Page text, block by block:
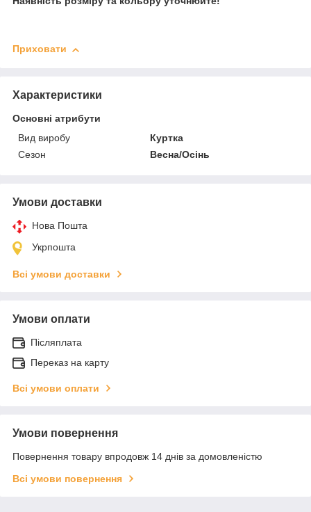
Приховати
Характеристики
Основні атрибути
Вид виробу
Куртка
Сезон
Весна/Осінь
Умови доставки
Нова Пошта
Укрпошта
Всі умови доставки
Умови оплати
Післяплата
Переказ на карту
Всі умови оплати
Умови повернення
Повернення товару впродовж 14 днів за домовленістю
Всі умови повернення